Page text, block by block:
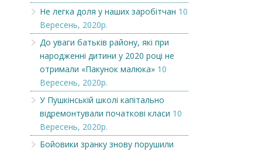
Не легка доля у наших заробітчан 10
Вересень, 2020р.
До уваги батьків району, які при
народженні дитини у 2020 році не
отримали «Пакунок малюка» 10
Вересень, 2020р.
У Пушкінській школі капітально
відремонтували початкові класи 10
Вересень, 2020р.
Бойовики зранку знову порушили